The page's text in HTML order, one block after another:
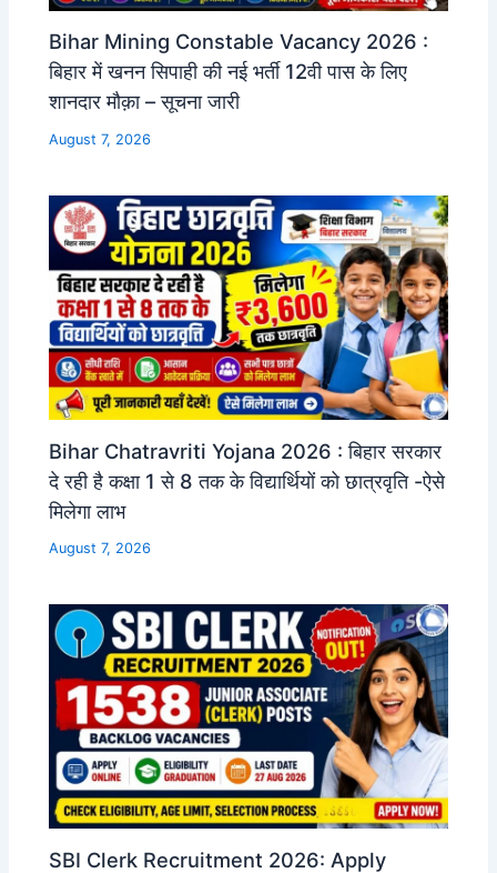
Bihar Mining Constable Vacancy 2026 :
बिहार में खनन सिपाही की नई भर्ती 12वी पास के लिए
शानदार मौक़ा – सूचना जारी
August 7, 2026
Bihar Chatravriti Yojana 2026 : बिहार सरकार
दे रही है कक्षा 1 से 8 तक के विद्यार्थियों को छात्रवृति -ऐसे
मिलेगा लाभ
August 7, 2026
SBI Clerk Recruitment 2026: Apply